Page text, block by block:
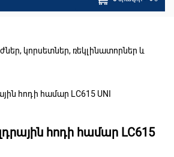
կորսետներ, ռեկլինատորներ և
հոդի համար LC615 UNI
հոդի համար LC615